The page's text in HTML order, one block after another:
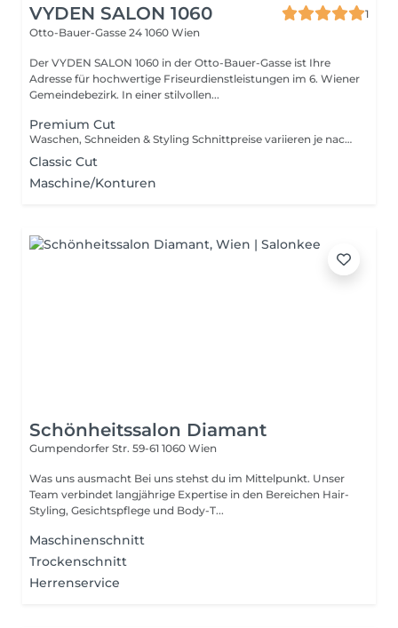
VYDEN SALON 1060
1
Otto-Bauer-Gasse 24 1060 Wien
Der VYDEN SALON 1060 in der Otto-Bauer-Gasse ist Ihre
Adresse für hochwertige Friseurdienstleistungen im 6. Wiener
Gemeindebezirk. In einer stilvollen...
Premium Cut
Waschen, Schneiden & Styling Schnittpreise variieren je nach Aufwand & Kategorie. Inklusive sind die Beratung, das Waschen, Trockenföhnen, Finish und Stylingprodukte. Preise inkl. Mwst.
Classic Cut
Maschine/Konturen
Schönheitssalon Diamant
Gumpendorfer Str. 59-61 1060 Wien
Was uns ausmacht Bei uns stehst du im Mittelpunkt. Unser
Team verbindet langjährige Expertise in den Bereichen Hair-
Styling, Gesichtspflege und Body-T...
Maschinenschnitt
Trockenschnitt
Herrenservice